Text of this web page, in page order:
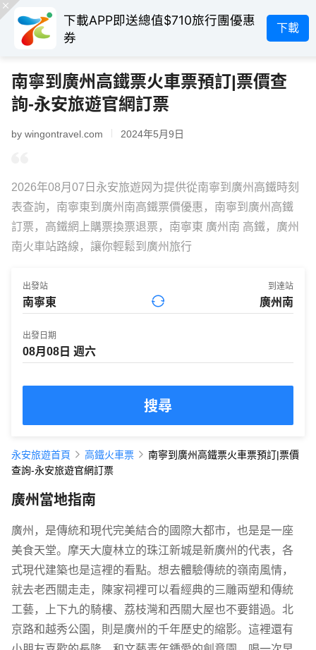
下載APP即送總值$710旅行團優惠
券
下載
南寧到廣州高鐵票火車票預訂|票價查
詢-永安旅遊官網訂票
by wingontravel.com 2024年5月9日
2026年08月07日永安旅遊网为提供從南寧到廣州高鐵時刻
表查詢，南寧東到廣州南高鐵票價優惠，南寧到廣州高鐵
訂票，高鐵網上購票換票退票，南寧東 廣州南 高鐵，廣州
南火車站路線，讓你輕鬆到廣州旅行
出發站 到達站
出發日期
搜尋
永安旅遊首頁 高鐵火車票
南寧到廣州高鐵票火車票預訂|票價
查詢-永安旅遊官網訂票
廣州當地指南
廣州，是傳統和現代完美結合的國際大都市，也是是一座
美食天堂。摩天大廈林立的珠江新城是新廣州的代表，各
式現代建築也是這裡的看點。想去體驗傳統的嶺南風情，
就去老西關走走，陳家祠裡可以看經典的三雕兩塑和傳統
工藝，上下九的騎樓、荔枝灣和西關大屋也不要錯過。北
京路和越秀公園，則是廣州的千年歷史的縮影。這裡還有